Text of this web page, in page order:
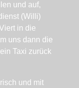
und auf,
(Willi)
in die
uns dann die
Taxi zurück
und mit